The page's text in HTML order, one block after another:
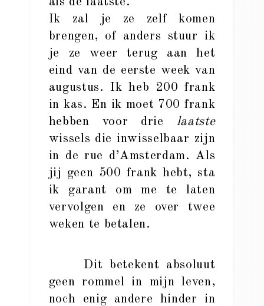
Ik zal je ze zelf komen
brengen, of anders stuur ik
je ze weer terug aan het
eind van de eerste week van
augustus. Ik heb 200 frank
in kas. En ik moet 700 frank
hebben voor drie laatste
wissels die inwisselbaar zijn
in de rue d’Amsterdam. Als
jij geen 500 frank hebt, sta
ik garant om me te laten
vervolgen en ze over twee
weken te betalen.
Dit betekent absoluut
geen rommel in mijn leven,
noch enig andere hinder in